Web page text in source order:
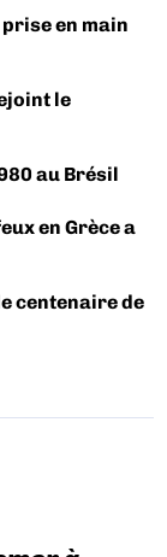
prise en main
le
au Brésil
en Grèce a
centenaire de